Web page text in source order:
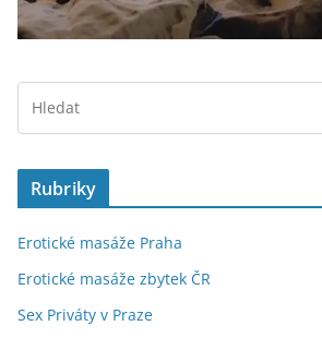
Rubriky
Erotické masáže Praha
Erotické masáže zbytek ČR
Sex Priváty v Praze